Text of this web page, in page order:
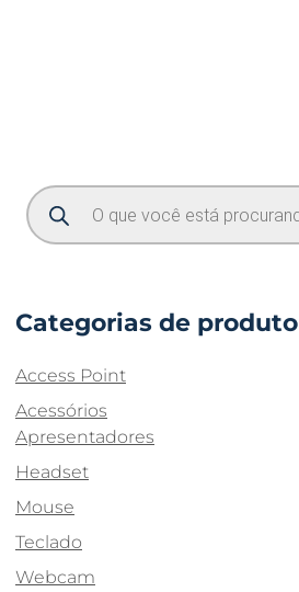
Categorias de produto
Access Point
Acessórios
Apresentadores
Headset
Mouse
Teclado
Webcam